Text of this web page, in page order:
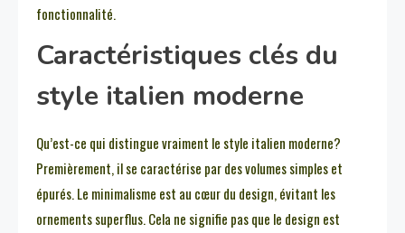
fonctionnalité.
Caractéristiques clés du
style italien moderne
Qu’est-ce qui distingue vraiment le style italien moderne?
Premièrement, il se caractérise par des volumes simples et
épurés. Le minimalisme est au cœur du design, évitant les
ornements superflus. Cela ne signifie pas que le design est